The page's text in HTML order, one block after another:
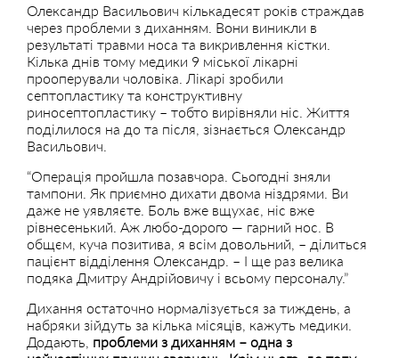
Олександр Васильович кількадесят років страждав
через проблеми з диханням. Вони виникли в
результаті травми носа та викривлення кістки.
Кілька днів тому медики 9 міської лікарні
прооперували чоловіка. Лікарі зробили
септопластику та конструктивну
риносептопластику – тобто вирівняли ніс. Життя
поділилося на до та після, зізнається Олександр
Васильович.
“Операція пройшла позавчора. Сьогодні зняли
тампони. Як приємно дихати двома ніздрями. Ви
даже не уявляєте. Боль вже вщухає, ніс вже
рівнесенький. Аж любо-дорого — гарний нос. В
общєм, куча позитива, я всім довольний, – ділиться
пацієнт відділення Олександр. – І ще раз велика
подяка Дмитру Андрійовичу і всьому персоналу.”
Дихання остаточно нормалізується за тиждень, а
набряки зійдуть за кілька місяців, кажуть медики.
Додають, проблеми з диханням – одна з